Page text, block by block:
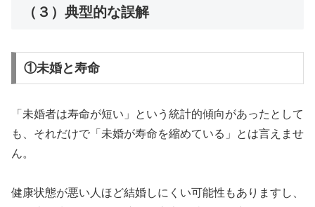
（３）典型的な誤解
①未婚と寿命
「未婚者は寿命が短い」という統計的傾向があったとして
も、それだけで「未婚が寿命を縮めている」とは言えませ
ん。
健康状態が悪い人ほど結婚しにくい可能性もありますし、